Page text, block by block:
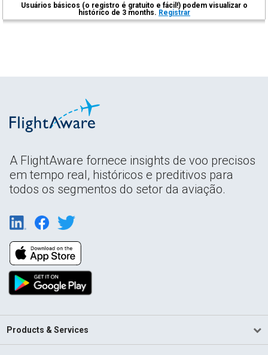
Usuários básicos (o registro é gratuito e fácil!) podem visualizar o
histórico de 3 months. Registrar
A FlightAware fornece insights de voo precisos
em tempo real, históricos e preditivos para
todos os segmentos do setor da aviação.
Products & Services